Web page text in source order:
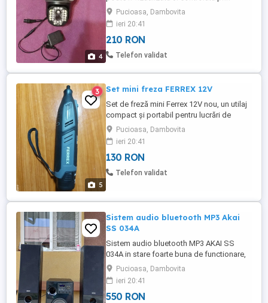
4
aplicatie pe telefon. Partea mobila
detecteaza si urmareste miscarea,
permite vizualizarea noaptea, la detectare
miscare se aprind ledurile, alarma,
comunicare bi-directionala. Se alimentaza
Pucioasa, Dambovita
ieri 20:41
210 RON
Telefon validat
5
3 Set mini freza FERREX 12V
Set de freză mini Ferrex 12V nou, un utilaj
compact și portabil pentru lucrări de
prelucrare a lemnului și metalului. Dispune
de funcții de viteză variabilă in 6 trepte
pentru o utilizare eficientă și precisă.
Absolut nou si complet.
Pucioasa, Dambovita
ieri 20:41
130 RON
Telefon validat
Sistem audio bluetooth MP3 Akai
SS 034A
Sistem audio bluetooth MP3 AKAI SS
034A in stare foarte buna de functionare,
sunet clar si bas puternic, permite
ascultarea muzicii de pe stick, card SD
sau direct din telefon prin bluetooth.
Putere totala 100 W.
Pucioasa, Dambovita
ieri 20:41
550 RON